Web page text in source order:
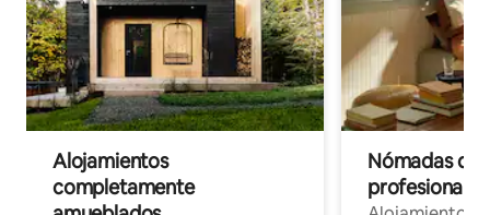
Alojamientos
completamente
Nómadas